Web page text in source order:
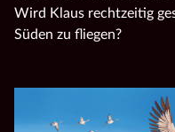
Wird Klaus rechtzeitig
Süden zu fliegen?